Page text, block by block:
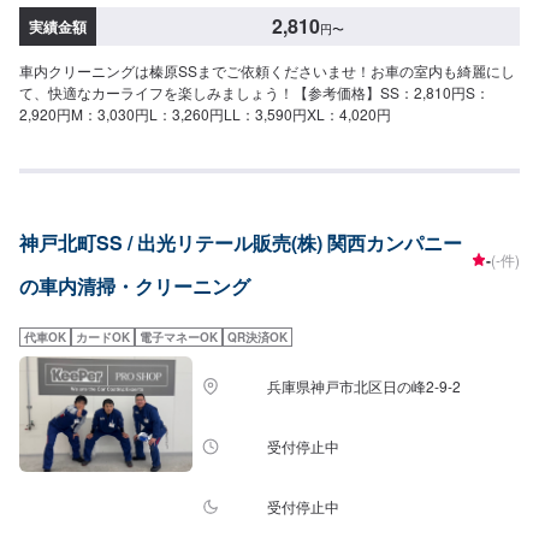
実績金額 2,810円〜
車内クリーニングは榛原SSまでご依頼くださいませ！お車の室内も綺麗にし
て、快適なカーライフを楽しみましょう！【参考価格】SS：2,810円S：
2,920円M：3,030円L：3,260円LL：3,590円XL：4,020円
神戸北町SS / 出光リテール販売(株) 関西カンパニー
の車内清掃・クリーニング
-(-件)
代車OK カードOK 電子マネーOK QR決済OK
兵庫県神戸市北区日の峰2-9-2
受付停止中
受付停止中